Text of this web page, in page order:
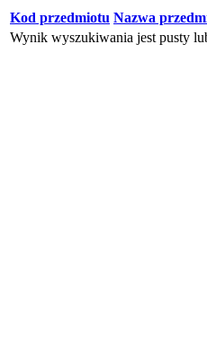
Kod przedmiotu Nazwa
Wynik wyszukiwania jest pusty